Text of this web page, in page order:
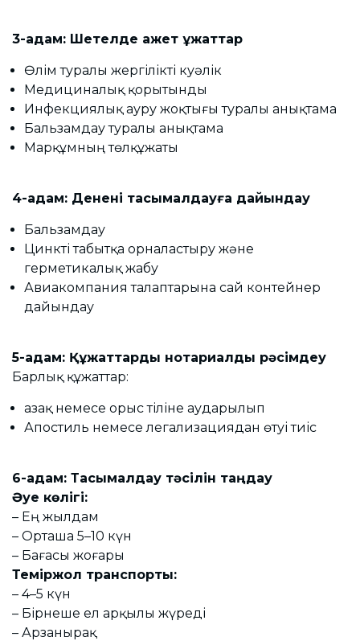
3-қадам: Шетелде қажет құжаттар
Өлім туралы жергілікті куәлік
Медициналық қорытынды
Инфекциялық ауру жоқтығы туралы анықтама
Бальзамдау туралы анықтама
Марқұмның төлқұжаты
4-қадам: Денені тасымалдауға дайындау
Бальзамдау
Цинкті табытқа орналастыру және
герметикалық жабу
Авиакомпания талаптарына сай контейнер
дайындау
5-қадам: Құжаттарды нотариалды рәсімдеу
Барлық құжаттар:
Қазақ немесе орыс тіліне аударылып
Апостиль немесе легализациядан өтуі тиіс
6-қадам: Тасымалдау тәсілін таңдау
Әуе көлігі:
– Ең жылдам
– Орташа 5–10 күн
– Бағасы жоғары
Теміржол транспорты:
– 4–5 күн
– Бірнеше ел арқылы жүреді
– Арзанырақ